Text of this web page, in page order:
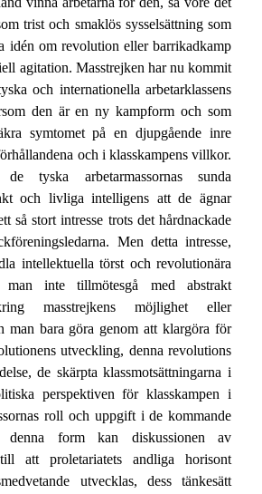
trist och smaklös sysselsättning som
idén om revolution eller barrikadkamp
agitation. Masstrejken har nu kommit
och internationella arbetarklassens
den är en ny kampform och som
symtomet på en djupgående inre
och i klasskampens villkor.
tyska arbetarmassornas sunda
och livliga intelligens att de ägnar
så stort intresse trots det hårdnackade
Men detta intresse,
intellektuella törst och revolutionära
man inte tillmötesgå med abstrakt
masstrejkens möjlighet eller
man bara göra genom att klargöra för
utveckling, denna revolutions
de skärpta klassmotsättningarna i
perspektiven för klasskampen i
roll och uppgift i de kommande
form kan diskussionen av
att proletariatets andliga horisont
utvecklas, dess tänkesätt